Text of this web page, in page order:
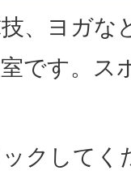
、ヨガな
です。ス
クしてく